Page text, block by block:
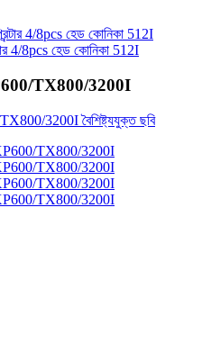
4/8pcs হেড কোনিকা 512I
TX800/3200I